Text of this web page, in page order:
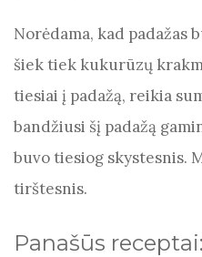
Norėdama, kad padažas
šiek tiek kukurūzų
tiesiai į padažą, reikia
bandžiusi šį padažą
buvo tiesiog skystesnis.
tirštesnis.
Panašūs receptai: